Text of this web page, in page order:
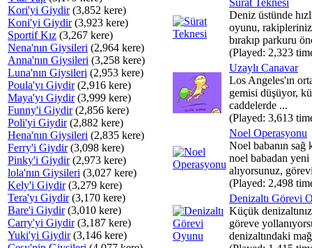
Kori'yi Giydir(3,852 kere)
Koni'yi Giydir(3,923 kere)
Sportif Kız (3,267 kere)
Nena'nın Giysileri (2,964 kere)
Anna'nın Giysileri (3,258 kere)
Luna'nın Giysileri (2,953 kere)
Poula'yı Giydir(2,916 kere)
Maya'yı Giydir(3,999 kere)
Funny'i Giydir(2,856 kere)
Poli'yi Giydir(2,882 kere)
Hena'nın Giysileri (2,835 kere)
Ferry'i Giydir(3,098 kere)
Pinky'i Giydir(2,973 kere)
lola'nın Giysileri (3,027 kere)
Kely'i Giydir(3,279 kere)
Tera'yı Giydir(3,170 kere)
Bare'i Giydir(3,010 kere)
Carry'yi Giydir(3,187 kere)
Yuki'yi Giydir(3,146 kere)
Sürat Teknesi
Deniz üstünde
oyunu,
bırakıp parkuru
(Played: 2,323
Uzaylı Canavar
Los Angeles'ın
gemisi düşüyor,
caddelerde ...
(Played: 3,613
Noel Operasyonu
Noel babanın sağ
noel babadan
alıyorsunuz,
(Played: 2,498
Denizaltı Görevi
Küçük
göreve
denizaltındaki